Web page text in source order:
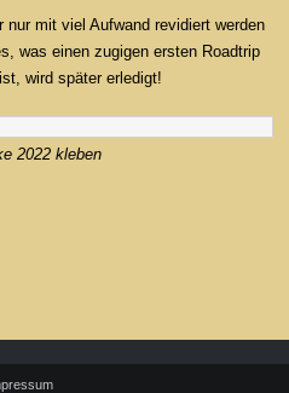
mit viel Aufwand revidiert werden
was einen zugigen ersten Roadtrip
wird später erledigt!
2022 kleben